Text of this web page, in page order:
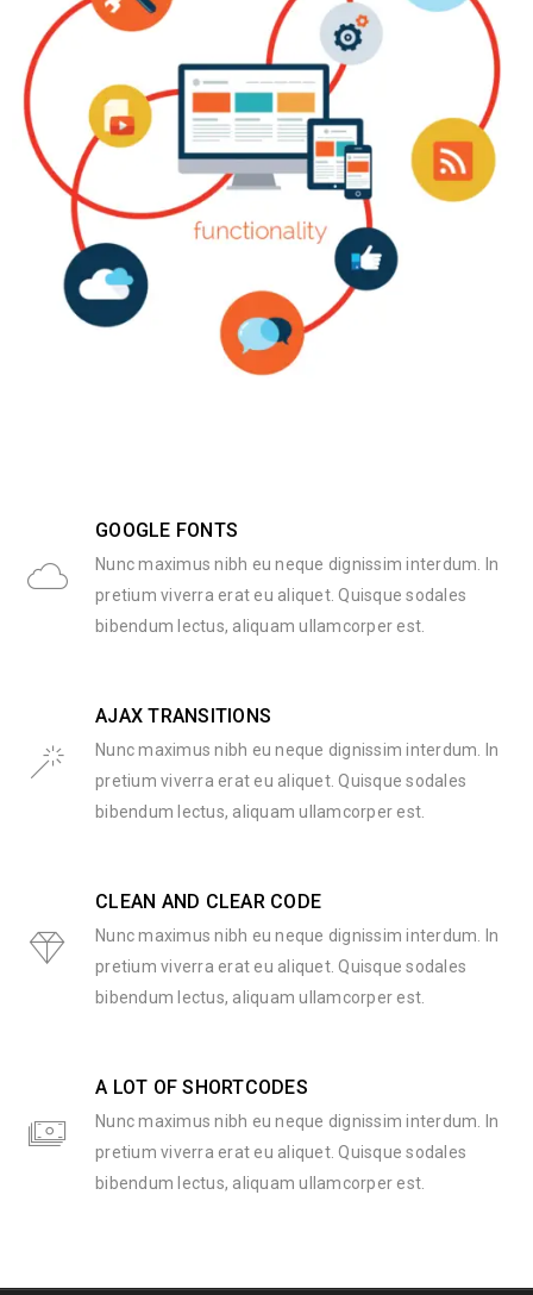
GOOGLE FONTS
Nunc maximus nibh eu neque dignissim interdum. In
pretium viverra erat eu aliquet. Quisque sodales
bibendum lectus, aliquam ullamcorper est.
AJAX TRANSITIONS
Nunc maximus nibh eu neque dignissim interdum. In
pretium viverra erat eu aliquet. Quisque sodales
bibendum lectus, aliquam ullamcorper est.
CLEAN AND CLEAR CODE
Nunc maximus nibh eu neque dignissim interdum. In
pretium viverra erat eu aliquet. Quisque sodales
bibendum lectus, aliquam ullamcorper est.
A LOT OF SHORTCODES
Nunc maximus nibh eu neque dignissim interdum. In
pretium viverra erat eu aliquet. Quisque sodales
bibendum lectus, aliquam ullamcorper est.